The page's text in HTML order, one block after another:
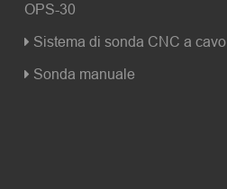
OPS-30
Sistema di sonda CNC a cavo
Sonda manuale